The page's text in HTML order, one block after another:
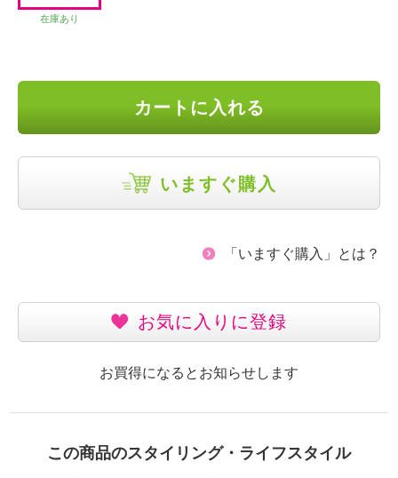
在庫あり
カートに入れる
いますぐ購入
「いますぐ購入」とは？
お気に入りに登録
お買得になるとお知らせします
この商品のスタイリング・ライフスタイル